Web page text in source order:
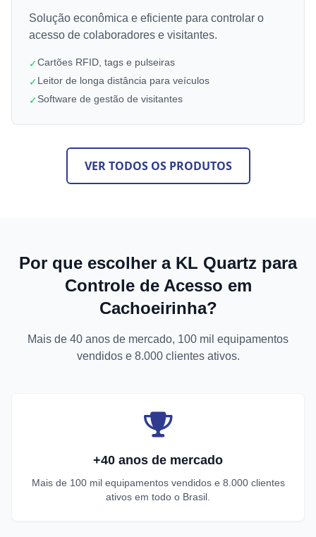
Solução econômica e eficiente para controlar o
acesso de colaboradores e visitantes.
✓Cartões RFID, tags e pulseiras
✓Leitor de longa distância para veículos
✓Software de gestão de visitantes
VER TODOS OS PRODUTOS
Por que escolher a KL Quartz para
Controle de Acesso em
Cachoeirinha?
Mais de 40 anos de mercado, 100 mil equipamentos
vendidos e 8.000 clientes ativos.
+40 anos de mercado
Mais de 100 mil equipamentos vendidos e 8.000 clientes
ativos em todo o Brasil.